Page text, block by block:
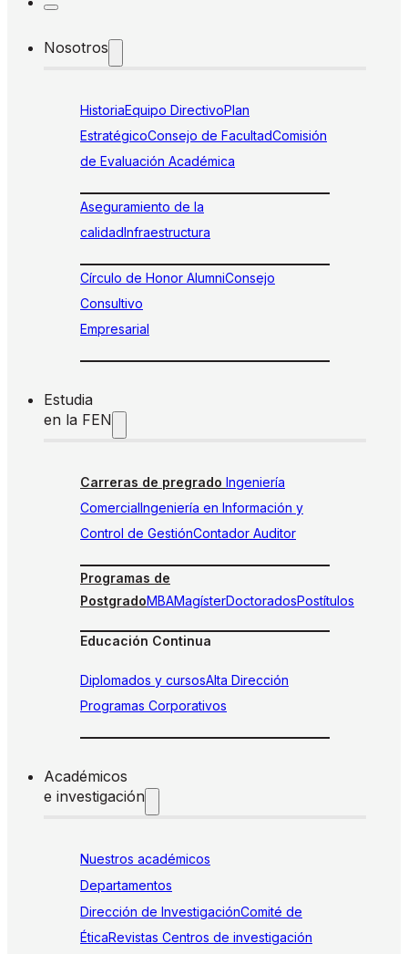
Nosotros
HistoriaEquipo DirectivoPlan
EstratégicoConsejo de FacultadComisión
de Evaluación Académica
Aseguramiento de la
calidadInfraestructura
Círculo de Honor AlumniConsejo
Consultivo
Empresarial
Estudia
en la FEN
Carreras de pregrado Ingeniería
ComercialIngeniería en Información y
Control de GestiónContador Auditor
Programas de
PostgradoMBAMagísterDoctoradosPostítulos
Educación Continua
Diplomados y cursosAlta Dirección
Programas Corporativos
Académicos
e investigación
Nuestros académicos
Departamentos
Dirección de InvestigaciónComité de
ÉticaRevistas Centros de investigación